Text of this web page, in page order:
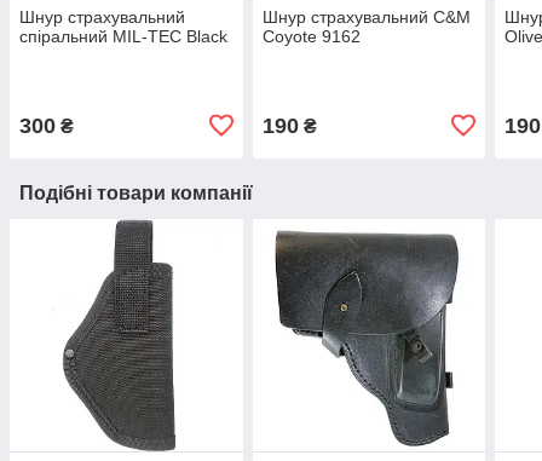
Шнур страхувальний
спіральний MIL-TEC Black
300 ₴
Шнур страхувальний C&M
Coyote 9162
190₴ 190
Подібні товари компанії